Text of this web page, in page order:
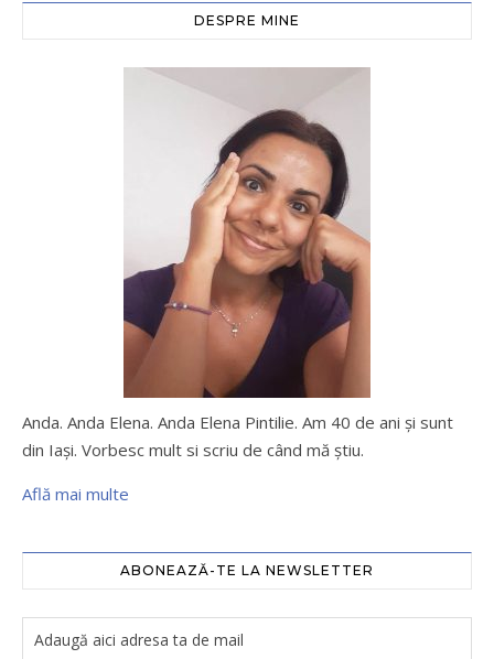
DESPRE MINE
Anda. Anda Elena. Anda Elena Pintilie. Am 40 de ani şi sunt
din Iaşi. Vorbesc mult si scriu de când mă ştiu.
Află mai multe
ABONEAZĂ-TE LA NEWSLETTER